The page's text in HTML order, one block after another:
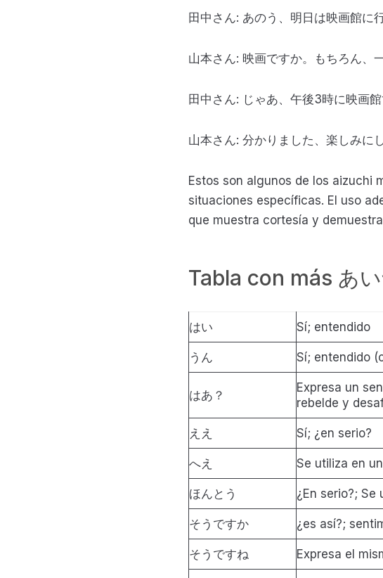
田中さん: あのう、明日は映画館に
山本さん: 映画ですか。もちろん、
田中さん: じゃあ、午後3時に映画館
山本さん: 分かりました、楽しみに
Estos son algunos de los aizuchi
situaciones específicas. El uso
que muestra cortesía y
Tabla con más あ
はい Sí; entendido
うん Sí; entendido
はあ？
Expresa un
rebelde y
ええ Sí; ¿en serio?
へえ Se utiliza en
ほんとう ¿En serio?;
そうですか ¿es así?;
そうですね Expresa el